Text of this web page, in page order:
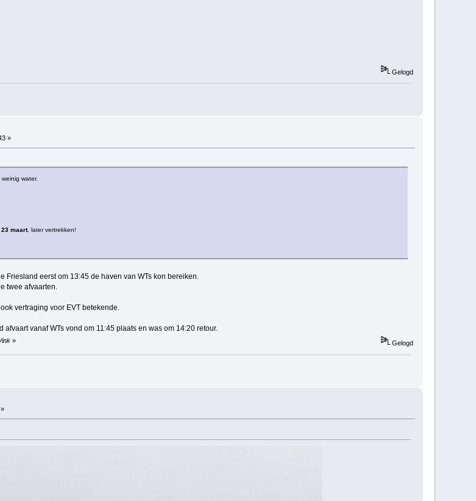
Gelogd
»
water.
maart, later vertrekken!
Friesland eerst om 13:45 de haven van WTs kon bereiken.
twee afvaarten.
vertraging voor EVT betekende.
vanaf WTs vond om 11:45 plaats en was om 14:20 retour.
» Gelogd